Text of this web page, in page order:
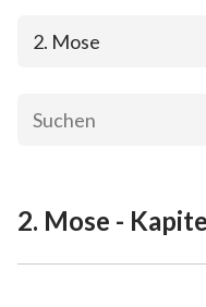
2. Mose
5. Mose
1.Samuel
1. Chronik
Esra
2. Mose -